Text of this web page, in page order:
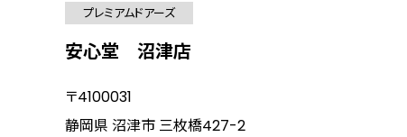
プレミアムドアーズ
安心堂 沼津店
〒4100031
静岡県 沼津市 三枚橋427-2